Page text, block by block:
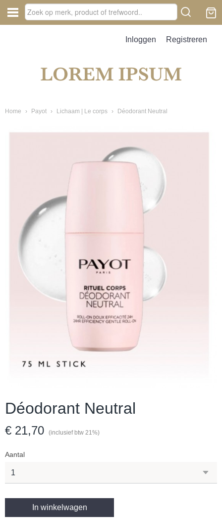
Inloggen Registreren
Home › Payot › Lichaam | Le corps › Déodorant Neutral
Déodorant Neutral
€ 21,70 (inclusief btw 21%)
Aantal
In winkelwagen